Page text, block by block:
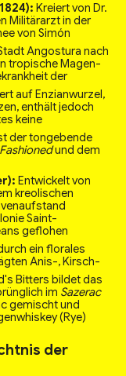
Kreiert von Dr.
Militärarzt in der
von Simón
Angostura nach
tropische Magen-
der
auf Enzianwurzel,
enthält jedoch
keine
der tongebende
und dem
Entwickelt von
kreolischen
Saint-
geflohen
ein florales
Anis-, Kirsch-
Bitters bildet das
im Sazerac
gemischt und
(Rye)
der